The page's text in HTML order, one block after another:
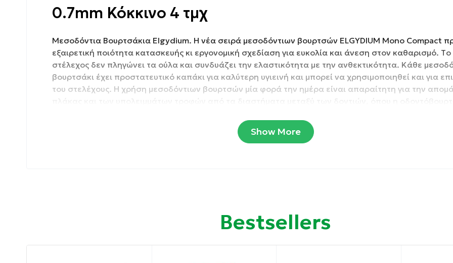
0.7mm Κόκκινο 4 τμχ
Μεσοδόντια Βουρτσάκια Elgydium. Η νέα σειρά μεσοδόντιων βουρτσών ELGYDIUM Mono Compact
εξαιρετική ποιότητα κατασκευής κι εργονομική σχεδίαση για ευκολία και άνεση στον καθαρισμό.
στέλεχος δεν πληγώνει τα ούλα και συνδυάζει την ελαστικότητα με την ανθεκτικότητα. Κάθε
βουρτσάκι έχει προστατευτικό καπάκι για καλύτερη υγιεινή και μπορεί να χρησιμοποιηθεί και για
του στελέχους. Η χρήση μεσοδόντιων βουρτσών μία φορά την ημέρα είναι απαραίτητη για την
Συνδυάζει την ελαστικότητα με την ανθεκτικότητα.
Show More
Bestsellers